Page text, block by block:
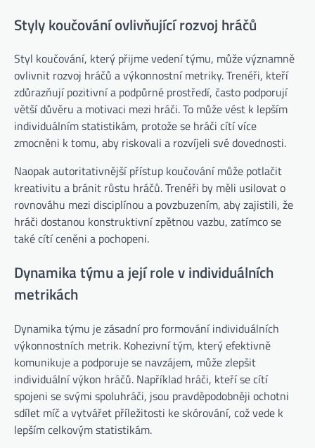
Styly koučování ovlivňující rozvoj hráčů
Styl koučování, který přijme vedení týmu, může významně
ovlivnit rozvoj hráčů a výkonnostní metriky. Trenéři, kteří
zdůrazňují pozitivní a podpůrné prostředí, často podporují
větší důvěru a motivaci mezi hráči. To může vést k lepším
individuálním statistikám, protože se hráči cítí více
zmocněni k tomu, aby riskovali a rozvíjeli své dovednosti.
Naopak autoritativnější přístup koučování může potlačit
kreativitu a bránit růstu hráčů. Trenéři by měli usilovat o
rovnováhu mezi disciplínou a povzbuzením, aby zajistili, že
hráči dostanou konstruktivní zpětnou vazbu, zatímco se
také cítí ceněni a pochopeni.
Dynamika týmu a její role v individuálních
metrikách
Dynamika týmu je zásadní pro formování individuálních
výkonnostních metrik. Kohezivní tým, který efektivně
komunikuje a podporuje se navzájem, může zlepšit
individuální výkon hráčů. Například hráči, kteří se cítí
spojeni se svými spoluhráči, jsou pravděpodobněji ochotni
sdílet míč a vytvářet příležitosti ke skórování, což vede k
lepším celkovým statistikám.